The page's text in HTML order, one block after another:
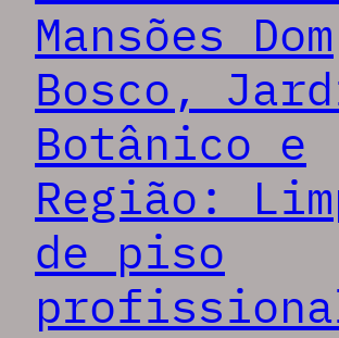
Mansões Dom
Bosco,
Botânico e
Região:
de piso